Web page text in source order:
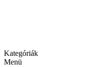
Kategóriák
Menü